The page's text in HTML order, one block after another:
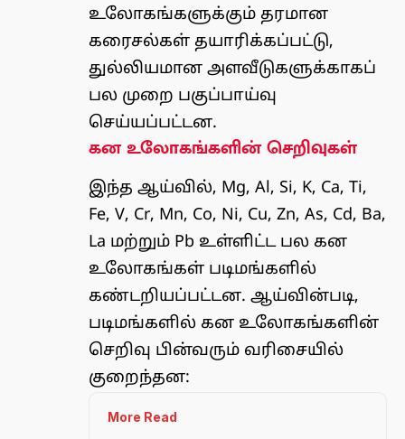
உலோகங்களுக்கும் தரமான
கரைசல்கள் தயாரிக்கப்பட்டு,
துல்லியமான அளவீடுகளுக்காகப்
பல முறை பகுப்பாய்வு
செய்யப்பட்டன.
கன உலோகங்களின் செறிவுகள்
இந்த ஆய்வில், Mg, Al, Si, K, Ca, Ti,
Fe, V, Cr, Mn, Co, Ni, Cu, Zn, As, Cd, Ba,
La மற்றும் Pb உள்ளிட்ட பல கன
உலோகங்கள் படிமங்களில்
கண்டறியப்பட்டன. ஆய்வின்படி,
படிமங்களில் கன உலோகங்களின்
செறிவு பின்வரும் வரிசையில்
குறைந்தன:
More Read